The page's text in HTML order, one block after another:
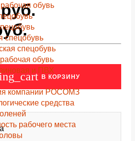
обувь
спецобувь
спецобувь
обувь
и ПВХ
компании РОСОМЗ
средства
рабочего места
В КОРЗИНУ